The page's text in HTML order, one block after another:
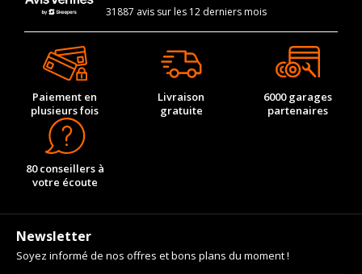
31887 avis sur les 12 derniers mois
Paiement en
plusieurs fois
Livraison
gratuite
6000 garages
partenaires
80 conseillers à
votre écoute
Newsletter
Soyez informé de nos offres et bons plans du moment !